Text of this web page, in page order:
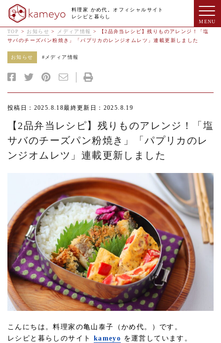
料理家 かめ代。オフィシャルサイト
レシピと暮らし
TOP > お知らせ > メディア情報 >
【2品弁当レシピ】残りものアレンジ！「塩
サバのチーズパン粉焼き」「パプリカのレンジオムレツ」連載更新しました
お知らせ # メディア情報
投稿日：2025.8.18最終更新日：2025.8.19
【2品弁当レシピ】残りものアレンジ！「塩
サバのチーズパン粉焼き」「パプリカのレ
ンジオムレツ」連載更新しました
こんにちは。料理家の亀山泰子（かめ代。）です。
レシピと暮らしのサイト
kameyo を運営しています。